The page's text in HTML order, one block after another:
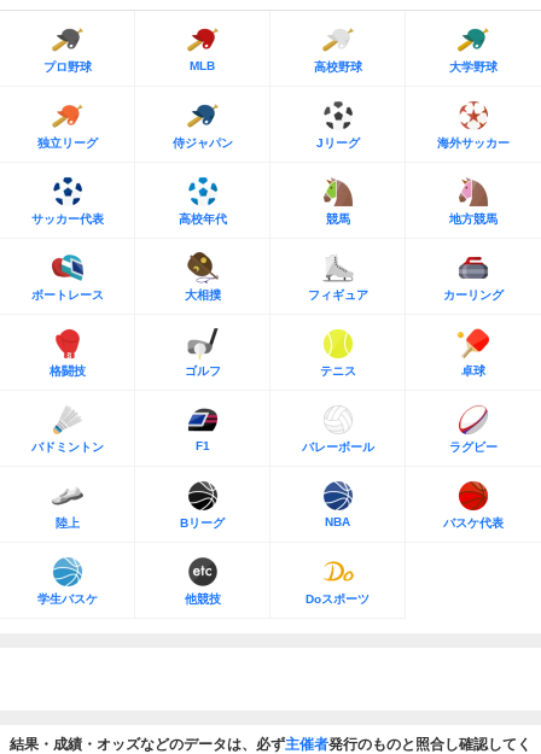
プロ野球 MLB 高校野球 大学野球
独立リーグ 侍ジャパン Jリーグ 海外サッカー
サッカー代表 高校年代 競馬 地方競馬
ボートレース 大相撲 フィギュア カーリング
格闘技 ゴルフ テニス 卓球
バドミントン F1 バレーボール ラグビー
陸上 Bリーグ NBA バスケ代表
学生バスケ 他競技 Doスポーツ
結果・成績・オッズなどのデータは、必ず主催者発行のものと照合し確認してく